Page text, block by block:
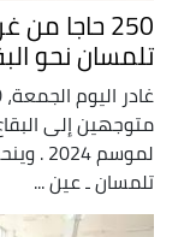
250 حاجا من
تلمسان نحو
متوجهين إلى
تلمسان ـ عين ...